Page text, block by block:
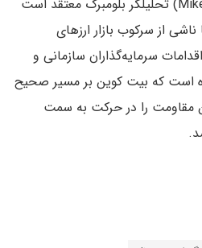
مایک مک گلون (Mike McGlone) تحلیلگر بلومبرگ معتقد است
از سرکوب بازار ارزهای
سرمایه‌گذاران سازمانی و
است که بیت کوین بر مسیر صحیح
مقاومت را در حرکت به سمت